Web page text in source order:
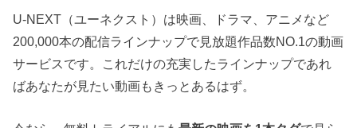
U-NEXT（ユーネクスト）は映画、ドラマ、アニメなど
200,000本の配信ラインナップで見放題作品数NO.1の動画
サービスです。これだけの充実したラインナップであれ
ばあなたが見たい動画もきっとあるはず。